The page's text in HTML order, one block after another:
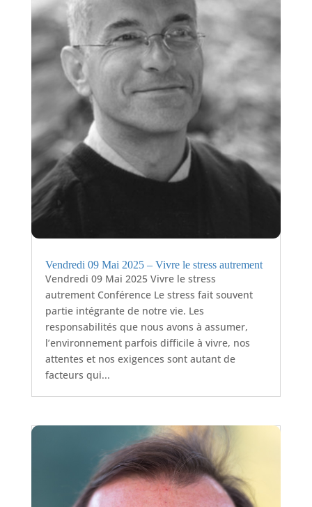
Vendredi 09 Mai 2025 – Vivre le stress autrement
Vendredi 09 Mai 2025 Vivre le stress
autrement Conférence Le stress fait souvent
partie intégrante de notre vie. Les
responsabilités que nous avons à assumer,
l’environnement parfois difficile à vivre, nos
attentes et nos exigences sont autant de
facteurs qui...